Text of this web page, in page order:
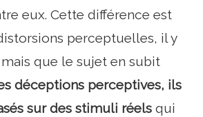
eux. Cette différence est
perceptuelles, il y
que le sujet en subit
déceptions perceptives, ils
sur des stimuli réels qui